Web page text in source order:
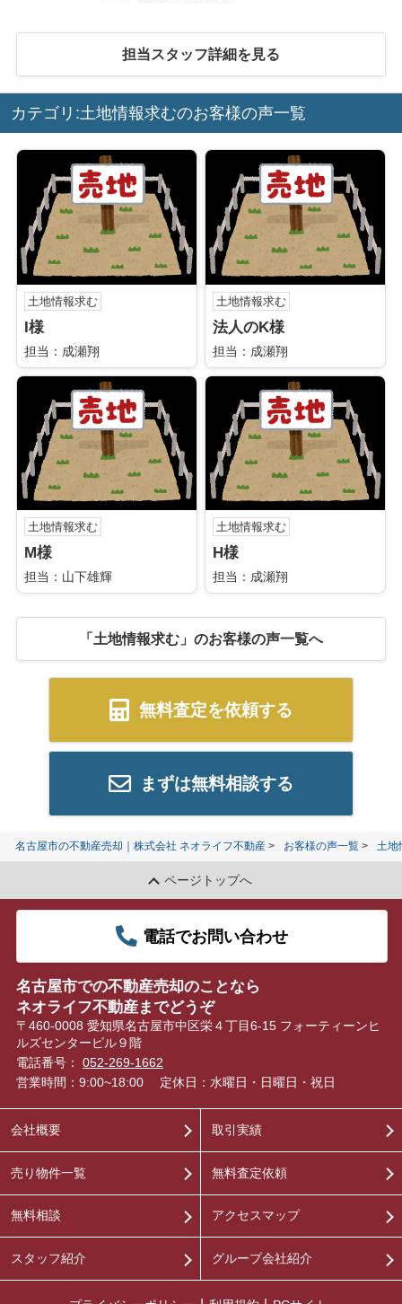
担当スタッフ詳細を見る
カテゴリ:土地情報求むのお客様の声一覧
土地情報求む
I様
担当：成瀬翔
土地情報求む
法人のK様
担当：成瀬翔
土地情報求む
M様
担当：山下雄輝
土地情報求む
H様
担当：成瀬翔
「土地情報求む」のお客様の声一覧へ
無料査定を依頼する
まずは無料相談する
名古屋市の不動産売却｜株式会社 ネオライフ不動産 お客様の声一覧 土地
ページトップへ
電話でお問い合わせ
名古屋市での不動産売却のことなら
ネオライフ不動産までどうぞ
〒460-0008 愛知県名古屋市中区栄４丁目6-15 フォーティーンヒ
ルズセンタービル９階
電話番号： 052-269-1662
営業時間：9:00~18:00
定休日：水曜日・日曜日・祝日
会社概要
売り物件一覧
無料相談
スタッフ紹介
取引実績
無料査定依頼
アクセスマップ
グループ会社紹介